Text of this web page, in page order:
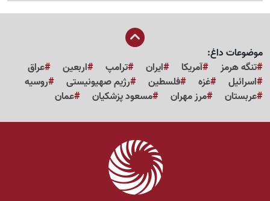
موضوعات داغ:
تنگه هرمز
آمریکا ایران ترامپ اربعین
عراق
اسرائیل
غزه فلسطین رژیم صهیونیستی
روسیه
عربستان
مرز مهران مسعود پزشکیان عمان